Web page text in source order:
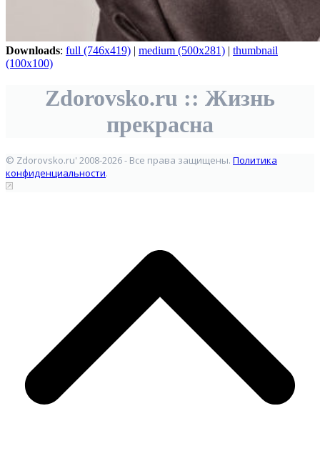
Downloads: full (746x419) | medium (500x281) | thumbnail
(100x100)
Zdorovsko.ru :: Жизнь
прекрасна
© Zdorovsko.ru' 2008-2026 - Все права защищены. Политика
конфиденциальности.